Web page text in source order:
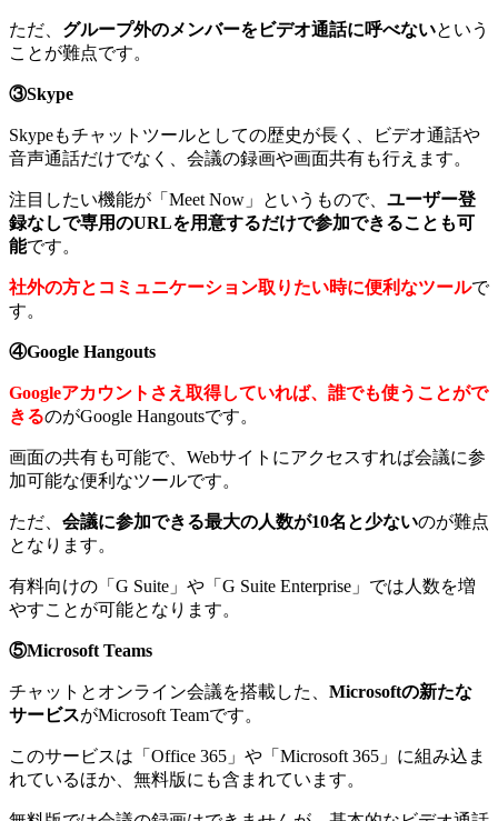
ただ、 グループ外のメンバーをビデオ通話に呼べないという
ことが難点です。
③Skype
Skypeもチャットツールとしての歴史が長く、ビデオ通話や
音声通話だけでなく、会議の録画や画面共有も行えます。
注目したい機能が「Meet Now」というもので、 ユーザー登
録なしで専用のURLを用意するだけで参加できることも可
能です。
社外の方とコミュニケーション取りたい時に便利なツールで
す。
④Google Hangouts
Googleアカウントさえ取得していれば、誰でも使うことがで
きるのがGoogle Hangoutsです。
画面の共有も可能で、Webサイトにアクセスすれば会議に参
加可能な便利なツールです。
ただ、 会議に参加できる最大の人数が10名と少ないのが難点
となります。
有料向けの「G Suite」や「G Suite Enterprise」では人数を増
やすことが可能となります。
⑤Microsoft Teams
チャットとオンライン会議を搭載した、 Microsoftの新たな
サービスがMicrosoft Teamです。
このサービスは「Office 365」や「Microsoft 365」に組み込ま
れているほか、無料版にも含まれています。